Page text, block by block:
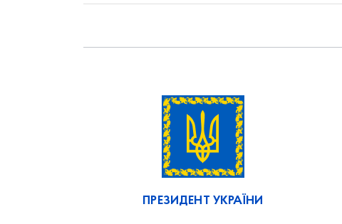
ПРЕЗИДЕНТ УКРАЇНИ